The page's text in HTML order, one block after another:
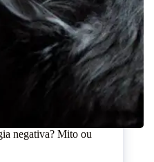
negativa? Mito ou